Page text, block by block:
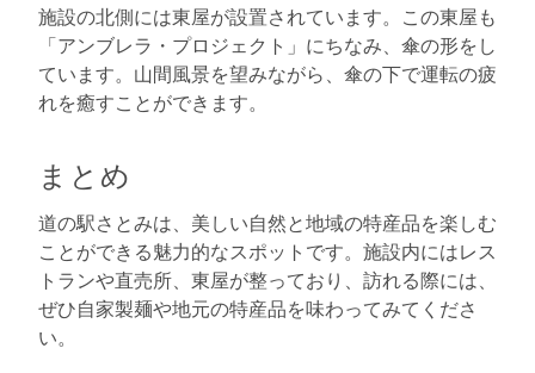
施設の北側には東屋が設置されています。この東屋も
「アンブレラ・プロジェクト」にちなみ、傘の形をし
ています。山間風景を望みながら、傘の下で運転の疲
れを癒すことができます。
まとめ
道の駅さとみは、美しい自然と地域の特産品を楽しむ
ことができる魅力的なスポットです。施設内にはレス
トランや直売所、東屋が整っており、訪れる際には、
ぜひ自家製麺や地元の特産品を味わってみてくださ
い。